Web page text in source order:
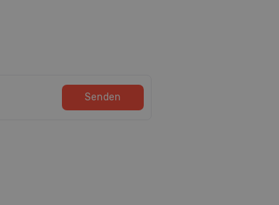
Senden